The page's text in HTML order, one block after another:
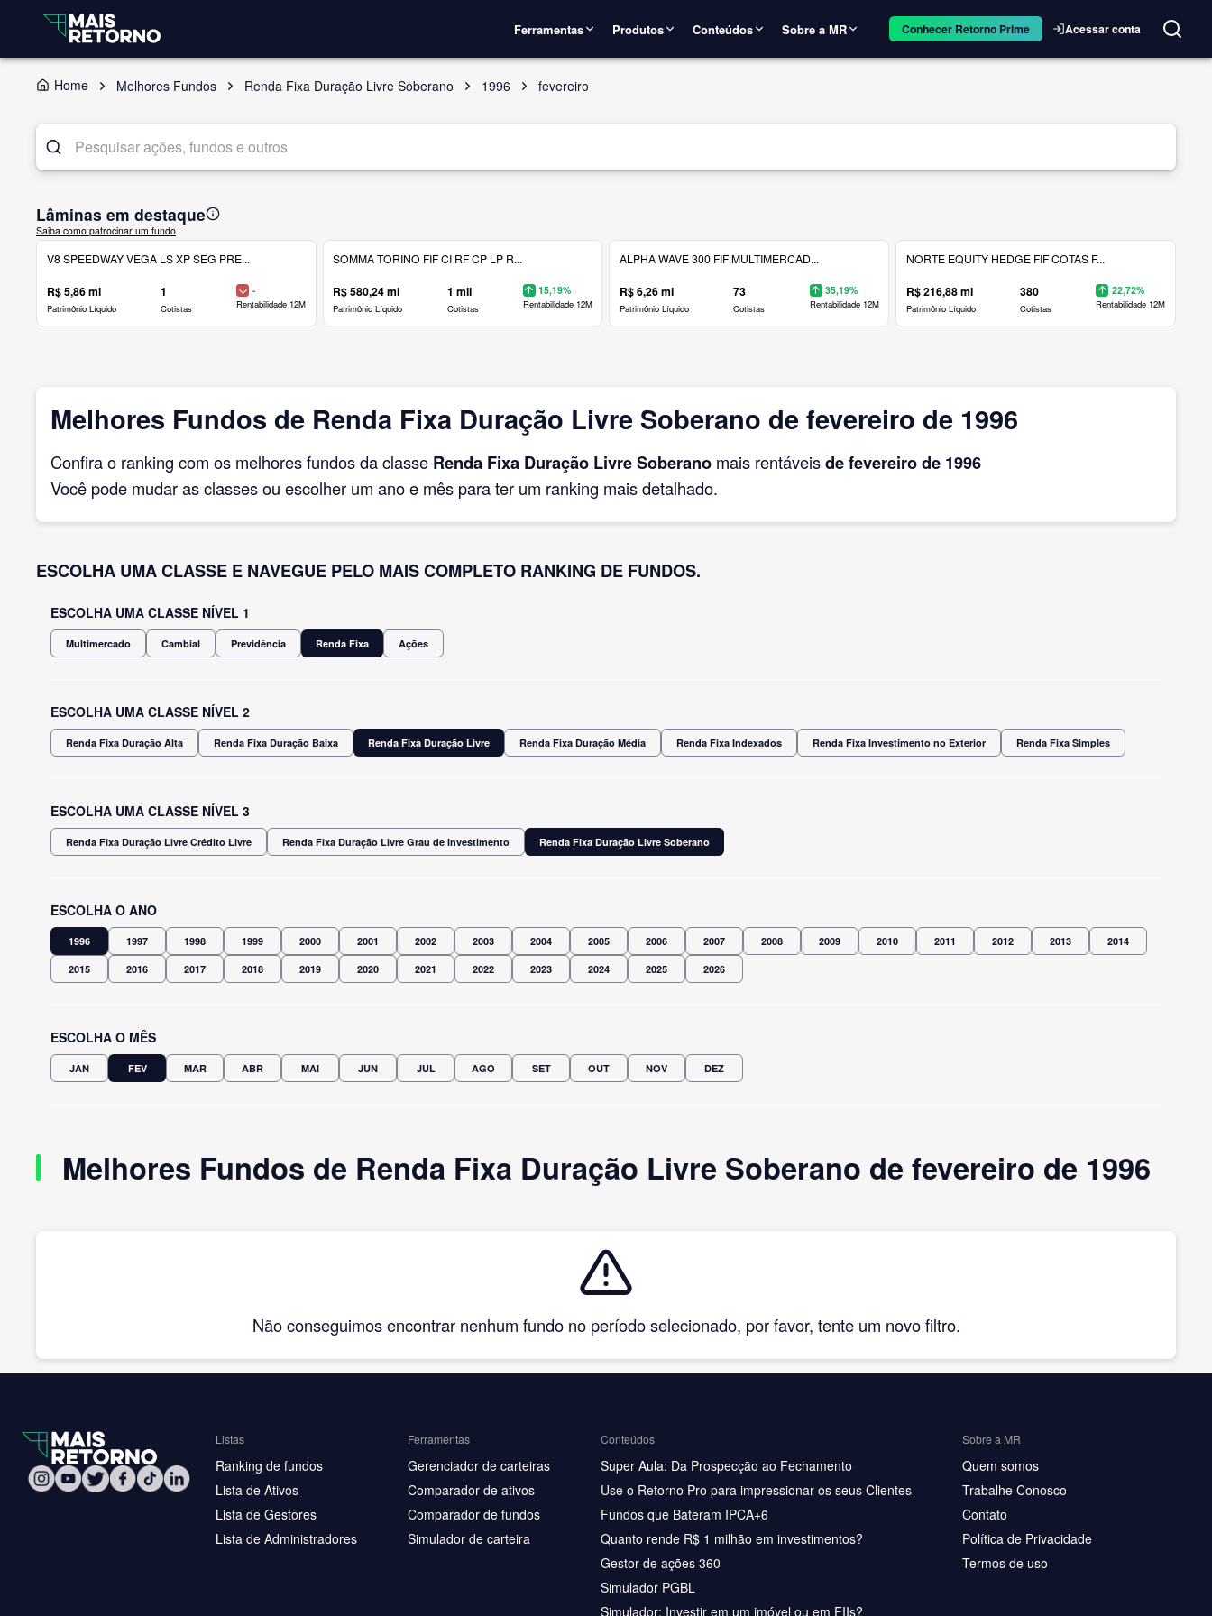
Ferramentas Produtos Conteúdos Sobre a MR Conhecer Retorno Prime Acessar conta
Home Melhores Fundos Renda Fixa Duração Livre Soberano 1996 fevereiro
Lâminas em destaque
Saiba como patrocinar um fundo
V8 SPEEDWAY VEGA LS XP SEG PRE...
R$ 5,86 mi
Patrimônio Líquido
1
Cotistas
-
Rentabilidade 12M
SOMMA TORINO FIF CI RF CP LP R...
R$ 580,24 mi
Patrimônio Líquido
1 mil
Cotistas
15,19%
Rentabilidade 12M
ALPHA WAVE 300 FIF MULTIMERCAD...
R$ 6,26 mi
Patrimônio Líquido
73
Cotistas
35,19%
Rentabilidade 12M
NORTE EQUITY HEDGE FIF COTAS F...
R$ 216,88 mi
Patrimônio Líquido
380
Cotistas
22,72%
Rentabilidade 12M
Melhores Fundos de Renda Fixa Duração Livre Soberano de fevereiro de 1996
Confira o ranking com os melhores fundos da classe Renda Fixa Duração Livre Soberano mais rentáveisde fevereirode 1996
Você pode mudar as classes ou escolher um ano e mês para ter um ranking mais detalhado.
ESCOLHA UMA CLASSE E NAVEGUE PELO MAIS COMPLETO RANKING DE FUNDOS.
ESCOLHA UMA CLASSE NÍVEL 1
Multimercado Cambial Previdência Renda Fixa Ações
ESCOLHA UMA CLASSE NÍVEL 2
Renda Fixa Duração Alta Renda Fixa Duração Baixa Renda Fixa Duração Livre Renda Fixa Duração Média Renda Fixa Indexados Renda Fixa Investimento no Exterior Renda Fixa Simples
ESCOLHA UMA CLASSE NÍVEL 3
Renda Fixa Duração Livre Crédito Livre Renda Fixa Duração Livre Grau de Investimento Renda Fixa Duração Livre Soberano
ESCOLHA O ANO
1996 1997 1998 1999 2000 2001 2002 2003 2004 2005 2006 2007 2008 2009 2010 2011 2012 2013 2014
2015 2016 2017 2018 2019 2020 2021 2022 2023 2024 2025 2026
ESCOLHA O MÊS
JAN FEV MAR ABR MAI JUN JUL AGO SET OUT NOV DEZ
Melhores Fundos de Renda Fixa Duração Livre Soberano de fevereiro de 1996
Não conseguimos encontrar nenhum fundo no período selecionado, por favor, tente um novo filtro.
Listas
Ranking de fundos
Lista de Ativos
Lista de Gestores
Lista de Administradores
Ferramentas
Gerenciador de carteiras
Comparador de ativos
Comparador de fundos
Simulador de carteira
Conteúdos
Super Aula: Da Prospecção ao Fechamento
Use o Retorno Pro para impressionar os seus Clientes
Fundos que Bateram IPCA+6
Quanto rende R$ 1 milhão em investimentos?
Gestor de ações 360
Simulador PGBL
Simulador: Investir em um imóvel ou em FIIs?
Sobre a MR
Quem somos
Trabalhe Conosco
Contato
Política de Privacidade
Termos de uso